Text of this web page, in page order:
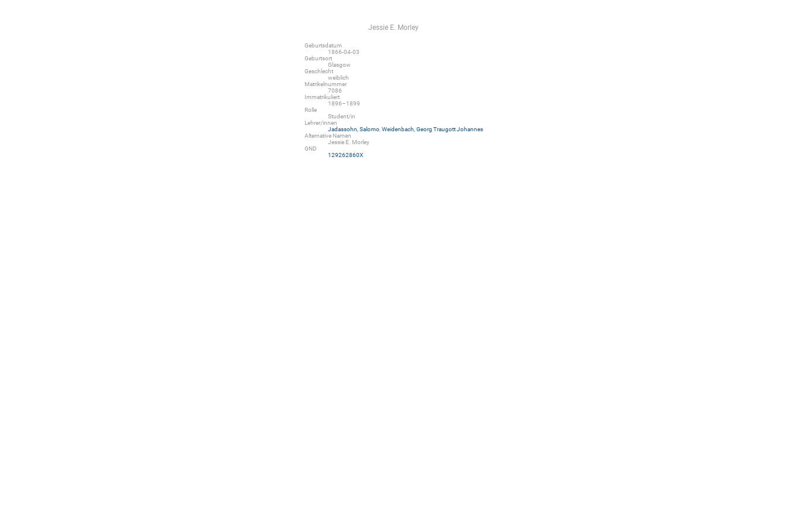
Jessie E. Morley
Geburtsdatum
1866-04-03
Geburtsort
Glasgow
Geschlecht
weiblich
Matrikelnummer
7086
Immatrikuliert
1896–1899
Rolle
Student/in
Lehrer/innen
Jadassohn, Salomo, Weidenbach, Georg Traugott Johannes
Alternative Namen
Jessie E. Morley
GND
129262860X